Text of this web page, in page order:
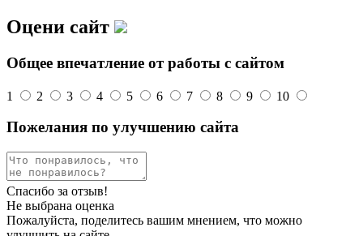
Оцени сайт
Общее впечатление от работы с сайтом
1 2 3 4 5 6 7 8 9 10
Пожелания по улучшению сайта
Спасибо за отзыв!
Не выбрана оценка
Пожалуйста, поделитесь вашим мнением, что можно